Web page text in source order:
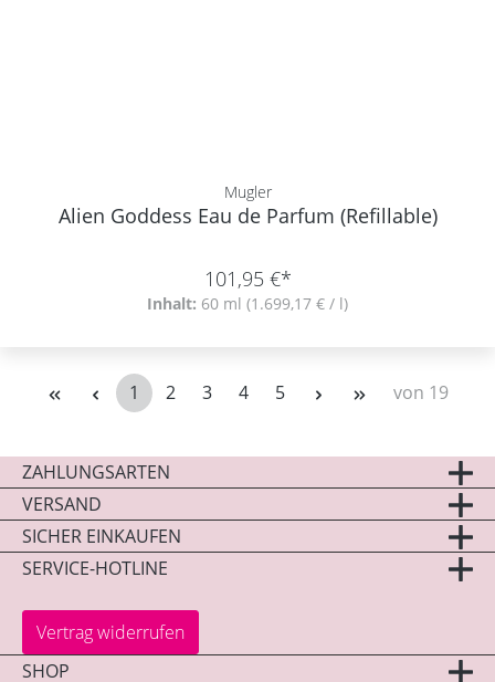
Mugler
Alien Goddess Eau de Parfum (Refillable)
101,95 €*
Inhalt: 60 ml (1.699,17 € / l)
Seite
1 Seite
2 Seite
3 Seite
4 Seite
5 von 19
ZAHLUNGSARTEN
VERSAND
SICHER EINKAUFEN
SERVICE-HOTLINE
Vertrag widerrufen
SHOP